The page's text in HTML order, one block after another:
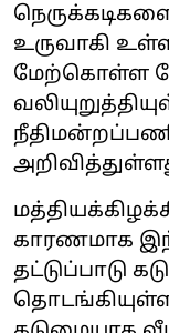
உருவாகி
மேற்கொள்ள
காரணமாக
தட்டுப்பாடு